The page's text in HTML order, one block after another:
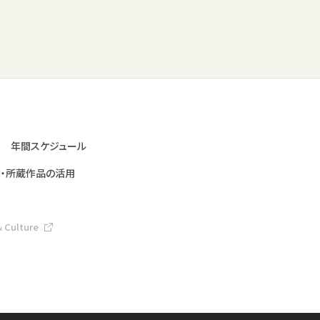
年間スケジュール
所蔵作品の活用
Culture